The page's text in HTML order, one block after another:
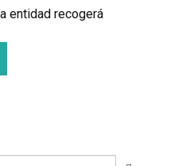
entidad recogerá